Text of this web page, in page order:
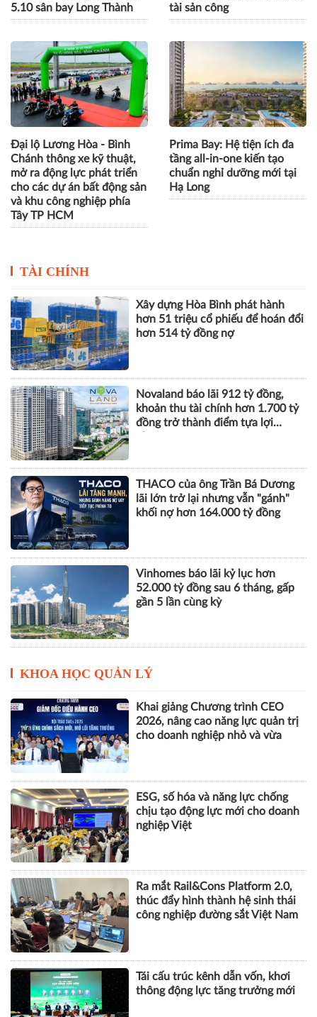
5.10 sân bay Long Thành
tài sản công
Đại lộ Lương Hòa - Bình
Chánh thông xe kỹ thuật,
mở ra động lực phát triển
cho các dự án bất động sản
và khu công nghiệp phía
Tây TP HCM
Prima Bay: Hệ tiện ích đa
tầng all-in-one kiến tạo
chuẩn nghỉ dưỡng mới tại
Hạ Long
TÀI CHÍNH
Xây dựng Hòa Bình phát hành
hơn 51 triệu cổ phiếu để hoán đổi
hơn 514 tỷ đồng nợ
Novaland báo lãi 912 tỷ đồng,
khoản thu tài chính hơn 1.700 tỷ
đồng trở thành điểm tựa lợi
THACO của ông Trần Bá Dương
lãi lớn trở lại nhưng vẫn "gánh"
khối nợ hơn 164.000 tỷ đồng
Vinhomes báo lãi kỷ lục hơn
52.000 tỷ đồng sau 6 tháng, gấp
gần 5 lần cùng kỳ
KHOA HỌC QUẢN LÝ
Khai giảng Chương trình CEO
2026, nâng cao năng lực quản trị
cho doanh nghiệp nhỏ và vừa
ESG, số hóa và năng lực chống
chịu tạo động lực mới cho doanh
nghiệp Việt
Ra mắt Rail&Cons Platform 2.0,
thúc đẩy hình thành hệ sinh thái
công nghiệp đường sắt Việt Nam
Tái cấu trúc kênh dẫn vốn, khơi
thông động lực tăng trưởng mới